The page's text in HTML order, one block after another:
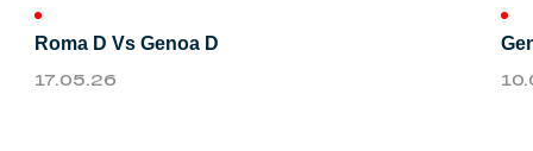
Throwback Duemila
Roma D Vs Genoa D
17.05.26